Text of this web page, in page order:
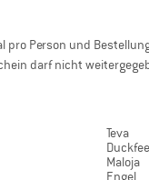
Person und
darf nicht
Teva
Maloja
Engel